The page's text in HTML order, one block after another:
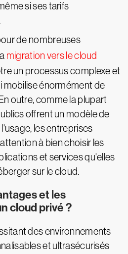
si ses tarifs
de nombreuses
migration vers le cloud
un processus complexe et
mobilise énormément de
outre, comme la plupart
offrent un modèle de
les entreprises
à bien choisir les
et services qu'elles
sur le cloud.
et les
cloud privé ?
des environnements
et ultrasécurisés